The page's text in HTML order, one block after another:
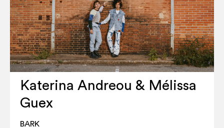
Katerina Andreou & Mélissa
Guex
BARK